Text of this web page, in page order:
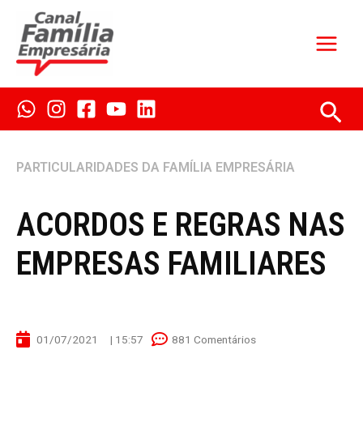
conteúdo
PARTICULARIDADES DA FAMÍLIA EMPRESÁRIA
ACORDOS E REGRAS NAS
EMPRESAS FAMILIARES
01/07/2021 | 15:57 881 Comentários